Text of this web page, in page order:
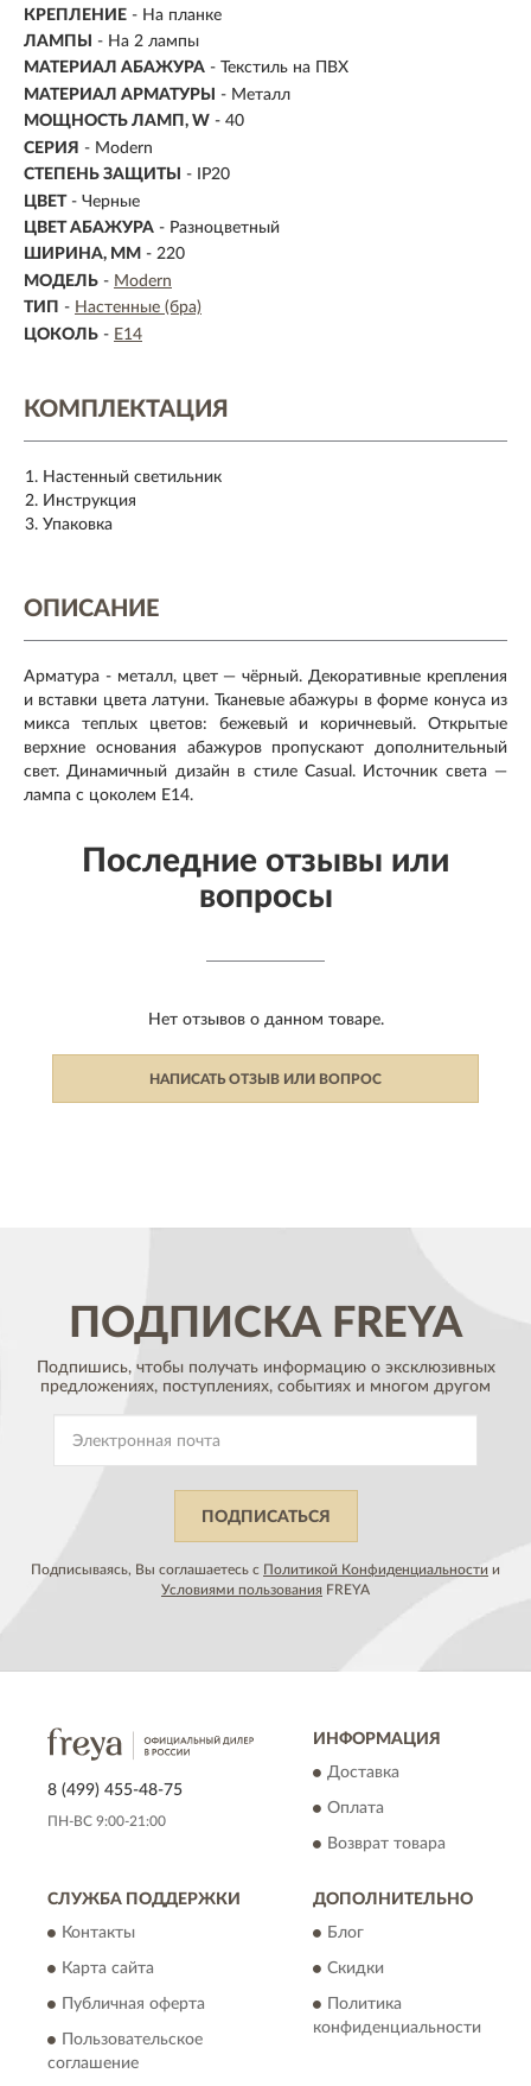
КРЕПЛЕНИЕ - На планке
ЛАМПЫ
- На 2 лампы
МАТЕРИАЛ АБАЖУРА - Текстиль на ПВХ
МАТЕРИАЛ АРМАТУРЫ
- Металл
МОЩНОСТЬ ЛАМП, W - 40
СЕРИЯ - Modern
СТЕПЕНЬ ЗАЩИТЫ
- IP20
ЦВЕТ - Черные
ЦВЕТ АБАЖУРА - Разноцветный
ШИРИНА, ММ - 220
МОДЕЛЬ - Modern
ТИП - Настенные (бра)
ЦОКОЛЬ - E14
КОМПЛЕКТАЦИЯ
Настенный светильник
Инструкция
Упаковка
ОПИСАНИЕ
Арматура - металл, цвет — чёрный. Декоративные крепления
и вставки цвета латуни. Тканевые абажуры в форме конуса из
микса теплых цветов: бежевый и коричневый. Открытые
верхние основания абажуров пропускают дополнительный
свет. Динамичный дизайн в стиле Casual. Источник света —
лампа с цоколем Е14.
Последние отзывы или
вопросы
Нет отзывов о данном товаре.
НАПИСАТЬ ОТЗЫВ ИЛИ ВОПРОС
ПОДПИСКА FREYA
Подпишись, чтобы получать информацию о эксклюзивных
предложениях, поступлениях, событиях и многом другом
ПОДПИСАТЬСЯ
Подписываясь, Вы соглашаетесь с Политикой Конфиденциальности и
Условиями пользования FREYA
8 (499) 455-48-75
ПН-ВС 9:00-21:00
ИНФОРМАЦИЯ
Доставка
Оплата
Возврат товара
СЛУЖБА ПОДДЕРЖКИ
Контакты
Карта сайта
Публичная оферта
Пользовательское
соглашение
ДОПОЛНИТЕЛЬНО
Блог
Скидки
Политика
конфиденциальности